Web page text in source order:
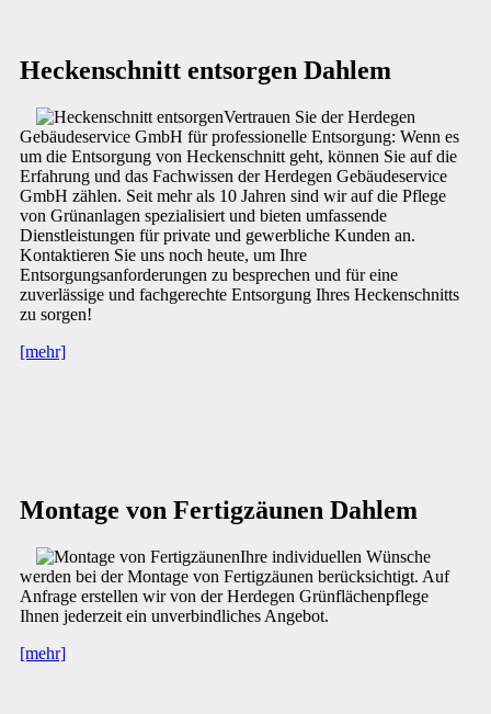
Heckenschnitt entsorgen Dahlem
Vertrauen Sie der Herdegen
Gebäudeservice GmbH für professionelle Entsorgung: Wenn es
um die Entsorgung von Heckenschnitt geht, können Sie auf die
Erfahrung und das Fachwissen der Herdegen Gebäudeservice
GmbH zählen. Seit mehr als 10 Jahren sind wir auf die Pflege
von Grünanlagen spezialisiert und bieten umfassende
Dienstleistungen für private und gewerbliche Kunden an.
Kontaktieren Sie uns noch heute, um Ihre
Entsorgungsanforderungen zu besprechen und für eine
zuverlässige und fachgerechte Entsorgung Ihres Heckenschnitts
zu sorgen!
[mehr]
Montage von Fertigzäunen Dahlem
Ihre individuellen Wünsche
werden bei der Montage von Fertigzäunen berücksichtigt. Auf
Anfrage erstellen wir von der Herdegen Grünflächenpflege
Ihnen jederzeit ein unverbindliches Angebot.
[mehr]